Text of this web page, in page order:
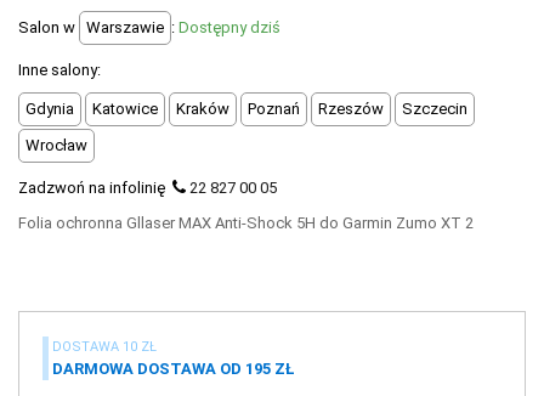
Salon w Warszawie : Dostępny dziś
Inne salony:
Gdynia Katowice Kraków Poznań Rzeszów
Szczecin
Wrocław
Zadzwoń na infolinię
22 827 00 05
Folia ochronna Gllaser MAX Anti-Shock 5H do Garmin Zumo XT 2
DOSTAWA 10 ZŁ
DARMOWA DOSTAWA OD 195 ZŁ